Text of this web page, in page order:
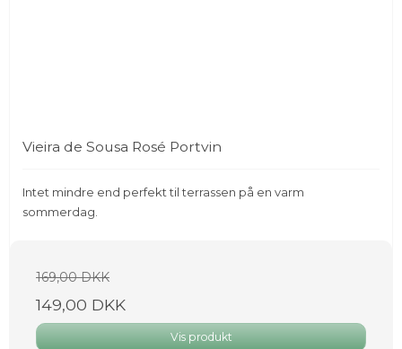
Vieira de Sousa Rosé Portvin
Intet mindre end perfekt til terrassen på en varm
sommerdag.
169,00 DKK
149,00 DKK
Vis produkt